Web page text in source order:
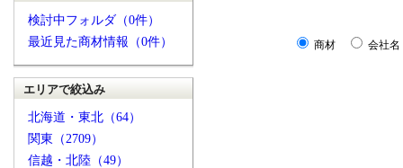
検討中フォルダ（0件）
最近見た商材情報（0件）
エリアで絞込み
北海道・東北（64）
関東（2709）
信越・北陸（49）
商材 会社名